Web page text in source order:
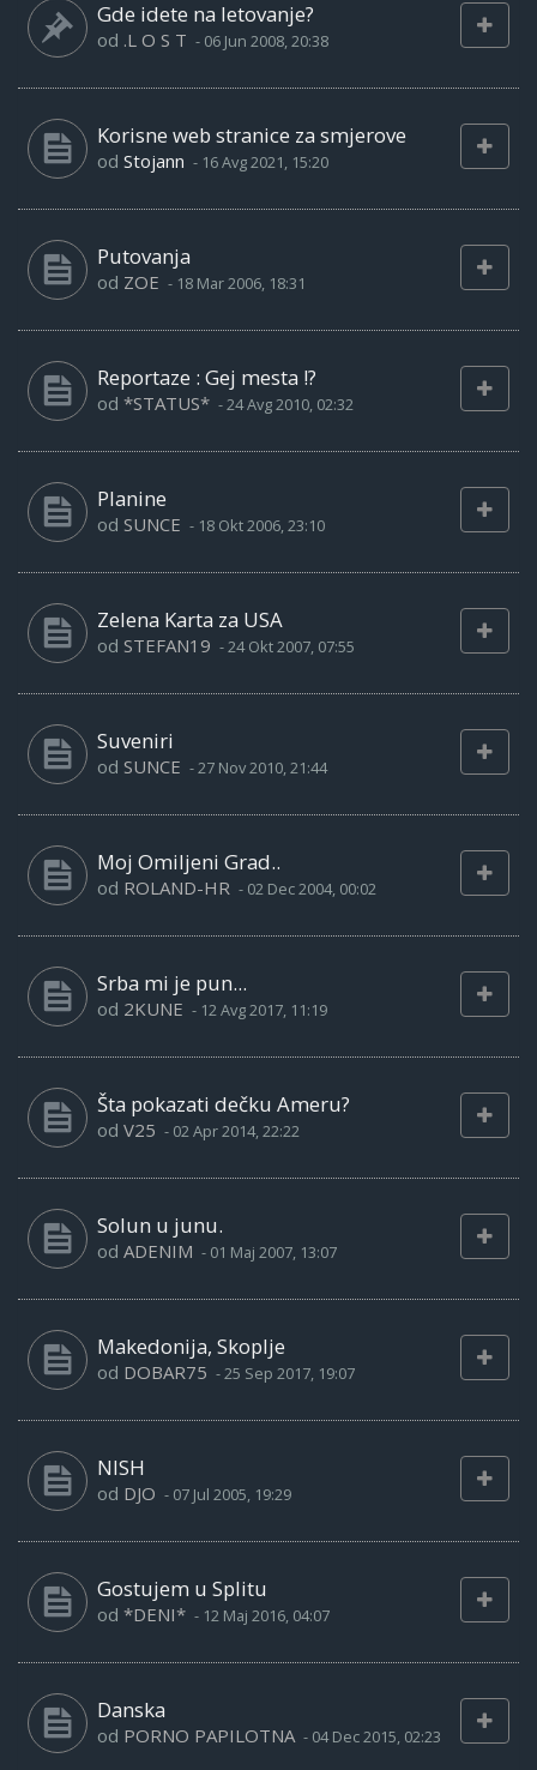
Gde idete na letovanje?
od .L O S T - 06 Jun 2008, 20:38
Korisne web stranice za smjerove
od Stojann - 16 Avg 2021, 15:20
Putovanja
od ZOE - 18 Mar 2006, 18:31
Reportaze : Gej mesta !?
od *STATUS* -24 Avg 2010, 02:32
Planine
od SUNCE - 18 Okt 2006, 23:10
Zelena Karta za USA
od STEFAN19 -24 Okt 2007, 07:55
Suveniri
od SUNCE -27 Nov 2010, 21:44
Moj Omiljeni Grad..
od ROLAND-HR - 02 Dec 2004, 00:02
Srba mi je pun...
od 2KUNE - 12 Avg 2017, 11:19
Šta pokazati dečku Ameru?
od V25 - 02 Apr 2014, 22:22
Solun u junu.
od ADENIM - 01 Maj 2007, 13:07
Makedonija, Skoplje
od DOBAR75 -25 Sep 2017, 19:07
NISH
od DJO - 07 Jul 2005, 19:29
Gostujem u Splitu
od *DENI* - 12 Maj 2016, 04:07
Danska
od PORNO PAPILOTNA - 04 Dec 2015, 02:23